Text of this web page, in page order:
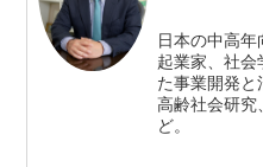
日本の中高年
起業家、社会
た事業開発と
高齢社会研究
ど。